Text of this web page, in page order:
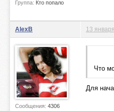
Группа: Кто попало
AlexB
Сообщения: 4306
13
Что
Для